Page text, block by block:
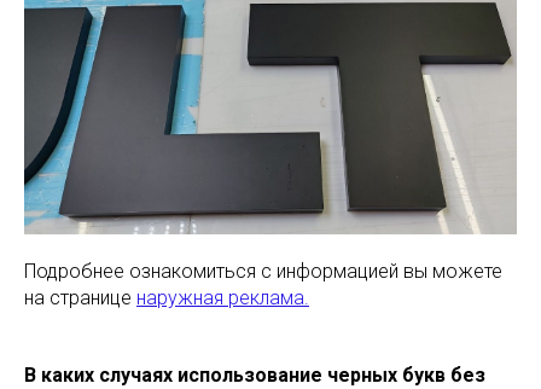
Подробнее ознакомиться с информацией вы можете
на странице наружная реклама.
В каких случаях использование черных букв без